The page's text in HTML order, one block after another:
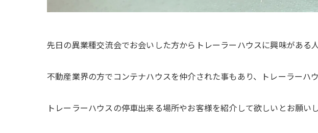
先日の異業種交流会でお会いした方からトレーラーハウスに興味がある
不動産業界の方でコンテナハウスを仲介された事もあり、トレーラーハ
トレーラーハウスの停車出来る場所やお客様を紹介して欲しいとお願い